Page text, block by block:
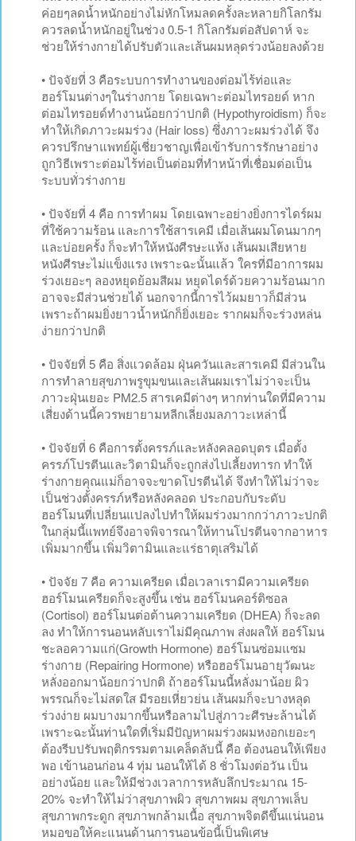
ค่อยๆลดน้ำหนักอย่างไม่หักโหมลดครั้งละหลายกิโลกรัม
ควรลดน้ำหนักอยู่ในช่วง 0.5-1 กิโลกรัมต่อสัปดาห์ จะ
ช่วยให้ร่างกายได้ปรับตัวและเส้นผมหลุดร่วงน้อยลงด้วย
• ปัจจัยที่ 3 คือระบบการทำงานของต่อมไร้ท่อและ
ฮอร์โมนต่างๆในร่างกาย โดยเฉพาะต่อมไทรอยด์ หาก
ต่อมไทรอยด์ทำงานน้อยกว่าปกติ (Hypothyroidism) ก็จะ
ทำให้เกิดภาวะผมร่วง (Hair loss) ซึ่งภาวะผมร่วงได้ จึง
ควรปรึกษาแพทย์ผู้เชี่ยวชาญเพื่อเข้ารับการรักษาอย่าง
ถูกวิธีเพราะต่อมไร้ท่อเป็นต่อมที่ทำหน้าที่เชื่อมต่อเป็น
ระบบทั่วร่างกาย
• ปัจจัยที่ 4 คือ การทำผม โดยเฉพาะอย่างยิ่งการไดร์ผม
ที่ใช้ความร้อน และการใช้สารเคมี เมื่อเส้นผมโดนมากๆ
และบ่อยครั้ง ก็จะทำให้หนังศีรษะแห้ง เส้นผมเสียหาย
หนังศีรษะไม่แข็งแรง เพราะฉะนั้นแล้ว ใครที่มีอาการผม
ร่วงเยอะๆ ลองหยุดย้อมสีผม หยุดไดร์ด้วยความร้อนมาก
อาจจะมีส่วนช่วยได้ นอกจากนี้การไว้ผมยาวก็มีส่วน
เพราะถ้าผมยิ่งยาวน้ำหนักก็ยิ่งเยอะ รากผมก็จะร่วงหล่น
ง่ายกว่าปกติ
• ปัจจัยที่ 5 คือ สิ่งแวดล้อม ฝุ่นควันและสารเคมี มีส่วนใน
การทำลายสุขภาพรูขุมขนและเส้นผมเราไม่ว่าจะเป็น
ภาวะฝุ่นเยอะ PM2.5 สารเคมีต่างๆ หากท่านใดที่มีความ
เสี่ยงด้านนี้ควรพยายามหลีกเลี่ยงมลภาวะเหล่านี้
• ปัจจัยที่ 6 คือการตั้งครรภ์และหลังคลอดบุตร เมื่อตั้ง
ครรภ์โปรตีนและวิตามินก็จะถูกส่งไปเลี้ยงทารก ทำให้
ร่างกายคุณแม่ก็อาจจะขาดโปรตีนได้ จึงทำให้ไม่ว่าจะ
เป็นช่วงตั้งครรภ์หรือหลังคลอด ประกอบกับระดับ
ฮอร์โมนที่เปลี่ยนแปลงไปทำให้ผมร่วงมากกว่าภาวะปกติ
ในกลุ่มนี้แพทย์จึงอาจพิจารณาให้ทานโปรตีนจากอาหาร
เพิ่มมากขึ้น เพิ่มวิตามินและแร่ธาตุเสริมได้
• ปัจจัย 7 คือ ความเครียด เมื่อเวลาเรามีความเครียด
ฮอร์โมนเครียดก็จะสูงขึ้น เช่น ฮอร์โมนคอร์ติซอล
(Cortisol) ฮอร์โมนต่อต้านความเครียด (DHEA) ก็จะลด
ลง ทำให้การนอนหลับเราไม่มีคุณภาพ ส่งผลให้ ฮอร์โมน
ชะลอความแก่(Growth Hormone) ฮอร์โมนซ่อมแซม
ร่างกาย (Repairing Hormone) หรือฮอร์โมนอายุวัฒนะ
หลั่งออกมาน้อยกว่าปกติ ถ้าฮอร์โมนนี้หลั่งมาน้อย ผิว
พรรณก็จะไม่สดใส มีรอยเหี่ยวย่น เส้นผมก็จะบางหลุด
ร่วงง่าย ผมบางมากขึ้นหรือลามไปสู่ภาวะศีรษะล้านได้
เพราะฉะนั้นท่านใดที่เริ่มมีปัญหาผมร่วงผมหงอกเยอะๆ
ต้องรีบปรับพฤติกรรมตามเคล็ดลับนี้ คือ ต้องนอนให้เพียง
พอ เข้านอนก่อน 4 ทุ่ม นอนให้ได้ 8 ชั่วโมงต่อวัน เป็น
อย่างน้อย และให้มีช่วงเวลาการหลับลึกประมาณ 15-
20% จะทำให้ไม่ว่าสุขภาพผิว สุขภาพผม สุขภาพเล็บ
สุขภาพกระดูก สุขภาพกล้ามเนื้อ สุขภาพจิตดีขึ้นแน่นอน
หมอขอให้คะแนนด้านการนอนข้อนี้เป็นพิเศษ